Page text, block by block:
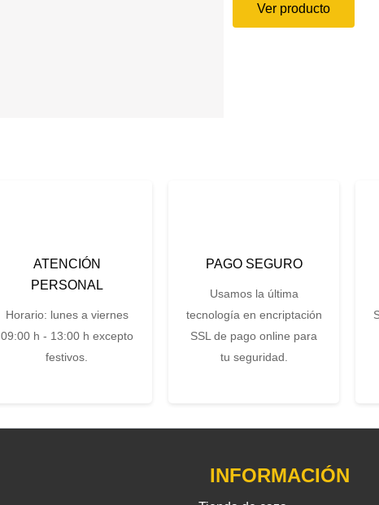
Ver producto
ATENCIÓN
PERSONAL
Horario: lunes a viernes
09:00 h - 13:00 h excepto
festivos.
PAGO SEGURO
Usamos la última
tecnología en encriptación
SSL de pago online para
tu seguridad.
INFORMACIÓN